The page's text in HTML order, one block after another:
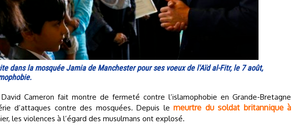
dans la mosquée Jamia de Manchester pour ses voeux de l'Aïd al-Fitr, le 7 août,
Cameron fait montre de fermeté contre l’islamophobie en Grande-Bretagne
d’attaques contre des mosquées. Depuis le meurtre du soldat britannique à
les violences à l’égard des musulmans ont explosé.